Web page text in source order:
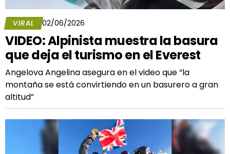
VIRAL 02/06/2026
VIDEO: Alpinista muestra la basura
que deja el turismo en el Everest
Angelova Angelina asegura en el video que “la
montaña se está convirtiendo en un basurero a gran
altitud”